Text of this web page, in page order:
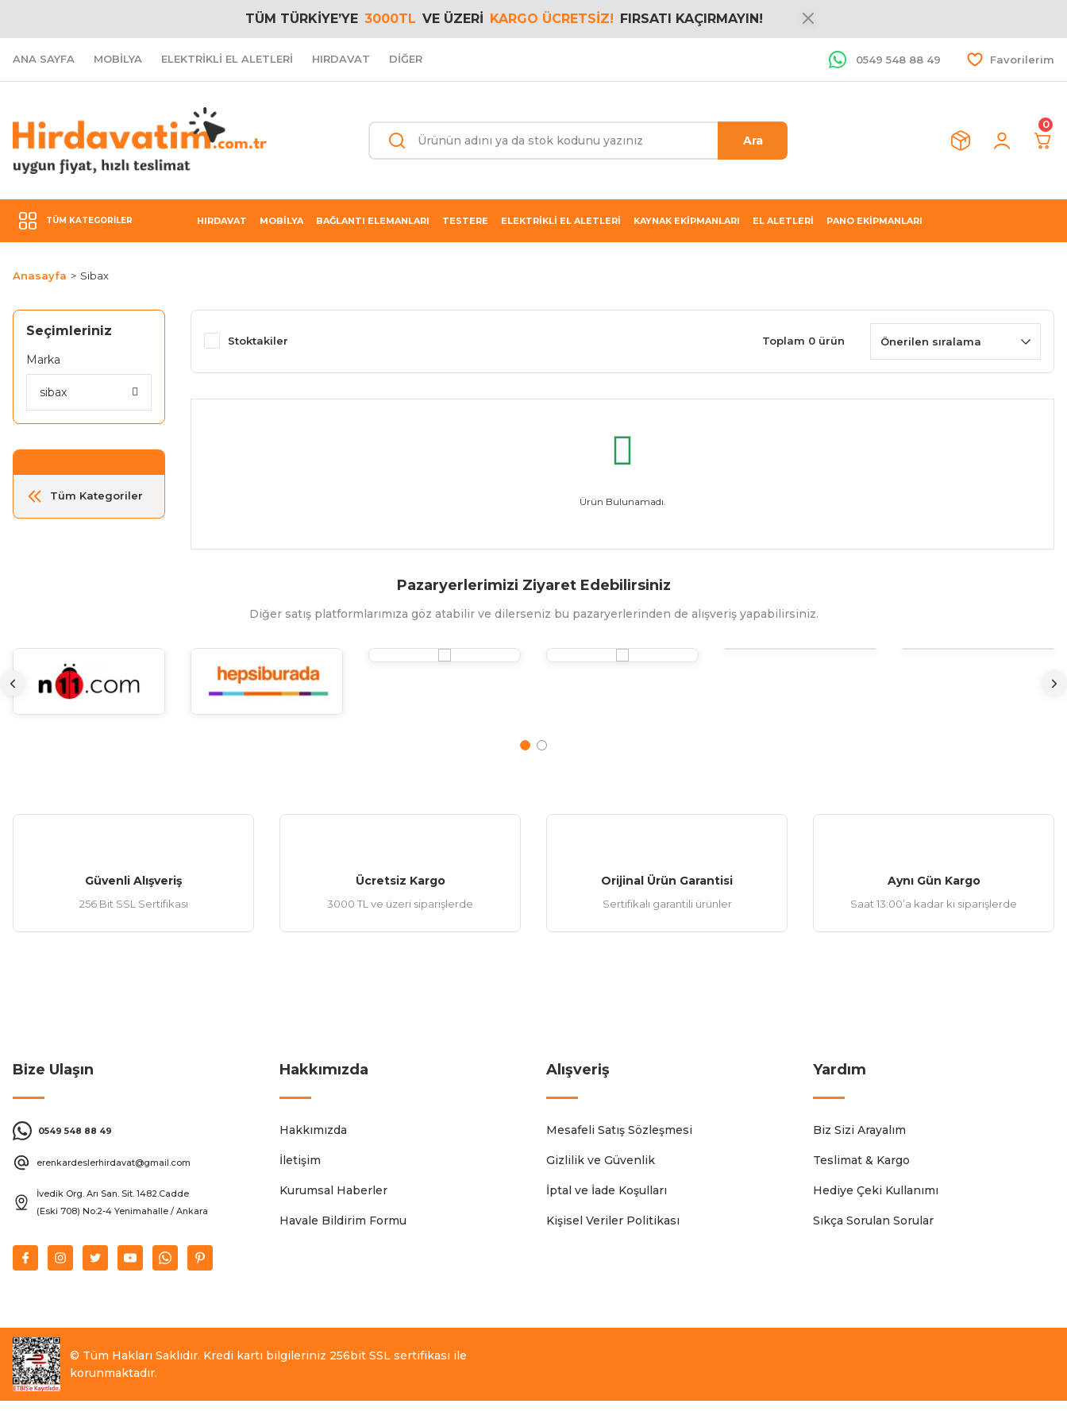
TÜM TÜRKİYE’YE 3000TL VE ÜZERİ KARGO ÜCRETSİZ! FIRSATI KAÇIRMAYIN!
ANA SAYFA MOBİLYA ELEKTRİKLİ EL ALETLERİ HIRDAVAT DİĞER 0549 548 88 49 Favorilerim
Ara
0
TÜM KATEGORILER HIRDAVAT MOBİLYA BAĞLANTI ELEMANLARI TESTERE ELEKTRİKLİ EL ALETLERİ KAYNAK EKİPMANLARI EL ALETLERİ PANO EKİPMANLARI
Anasayfa Sibax
Seçimleriniz
Marka
sibax
Tüm Kategoriler
Stoktakiler Toplam 0 ürün
Ürün Bulunamadı.
Pazaryerlerimizi Ziyaret Edebilirsiniz
Diğer satış platformlarımıza göz atabilir ve dilerseniz bu pazaryerlerinden de alışveriş yapabilirsiniz.
Güvenli Alışveriş
256 Bit SSL Sertifikası
Ücretsiz Kargo
3000 TL ve üzeri siparişlerde
Orijinal Ürün Garantisi
Sertifikalı garantili ürünler
Aynı Gün Kargo
Saat 13:00’a kadar ki siparişlerde
Bize Ulaşın
0549 548 88 49
erenkardeslerhirdavat@gmail.com
İvedik Org. Arı San. Sit. 1482.Cadde
(Eski 708) No:2-4 Yenimahalle / Ankara
Hakkımızda
Hakkımızda
İletişim
Kurumsal Haberler
Havale Bildirim Formu
Alışveriş
Mesafeli Satış Sözleşmesi
Gizlilik ve Güvenlik
İptal ve İade Koşulları
Kişisel Veriler Politikası
Yardım
Biz Sizi Arayalım
Teslimat & Kargo
Hediye Çeki Kullanımı
Sıkça Sorulan Sorular
© Tüm Hakları Saklıdır. Kredi kartı bilgileriniz 256bit SSL sertifikası ile
korunmaktadır.